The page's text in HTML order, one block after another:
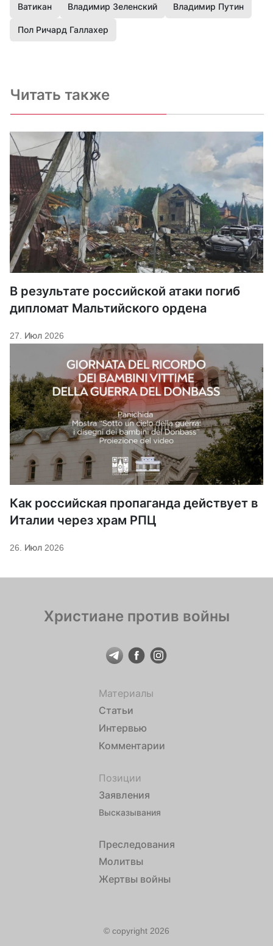
Ватикан Владимир Зеленский Владимир Путин
Пол Ричард Галлахер
Читать также
В результате российской атаки погиб
дипломат Мальтийского ордена
27. Июл 2026
Как российская пропаганда действует в
Италии через храм РПЦ
26. Июл 2026
Христиане против войны
Материалы
Статьи
Интервью
Комментарии
Позиции
Заявления
Высказывания
Преследования
Молитвы
Жертвы войны
© copyright 2026